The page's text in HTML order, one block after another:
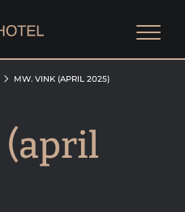
MW. VINK (APRIL 2025)
(april